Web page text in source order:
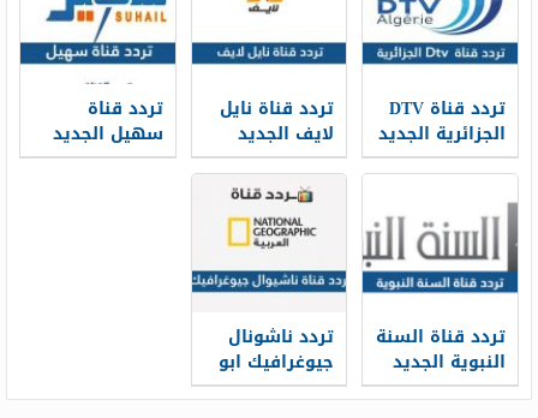
تردد قناة DTV
الجزائرية الجديد
2026 على النايل
سات
تردد قناة نايل
لايف الجديد
2026 Nile Life
TV على نايل
سات
تردد قناة
سهيل الجديد
2026 Suhail TV
تردد قناة السنة
النبوية الجديد
2026 hd على
تردد ناشونال
جيوغرافيك ابو
ظبي Nat Geo